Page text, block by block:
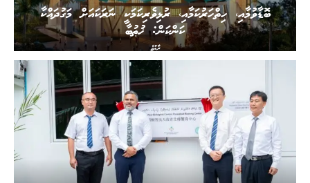
ރާއްޖެ
ބޮޑާވުމާއި، ހިތްހަރުކަމާއި، ރުޅިވެރިކަމަކީ ނަރަކައަށް މަގުދައްކާ
ކަންކަން: ޚުޠުބާ